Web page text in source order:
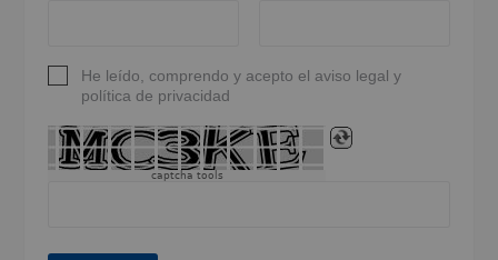
He leído, comprendo y acepto el aviso legal y
política de privacidad
captcha tools